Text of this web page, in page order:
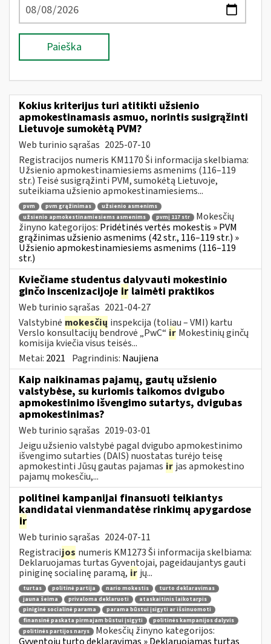
Paieška
Kokius kriterijus turi atitikti užsienio
apmokestinamasis asmuo, norintis susigrąžinti
Lietuvoje sumokėtą PVM?
Web turinio sąrašas 2025-07-10
Registracijos numeris KM1170 Ši informacija skelbiama:
Užsienio apmokestinamiesiems asmenims (116–119
str.) Teisė susigrąžinti PVM, sumokėtą Lietuvoje,
suteikiama užsienio apmokestinamiesiems...
pvm pvm grąžinimas
užsienio asmenims
užsienio apmokestinamiesiems asmenims
pvmį 117 str
Mokesčių
žinyno kategorijos: Pridėtinės vertės mokestis » PVM
grąžinimas užsienio asmenims (42 str., 116–119 str.) »
Užsienio apmokestinamiesiems asmenims (116–119
str.)
Kviečiame studentus dalyvauti mokestinio
ginčo inscenizacijoje ir laimėti praktikos
Web turinio sąrašas 2021-04-27
Valstybinė mokesčių inspekcija (toliau – VMI) kartu
Verslo konsultacijų bendrovė „PwC“ ir Mokestinių ginčų
komisija kviečia visus teisės...
Metai: 2021 Pagrindinis: Naujiena
Kaip naikinamas pajamų, gautų užsienio
valstybėse, su kuriomis taikomos dvigubo
apmokestinimo išvengimo sutartys, dvigubas
apmokestinimas?
Web turinio sąrašas 2019-03-01
Jeigu užsienio valstybė pagal dvigubo apmokestinimo
išvengimo sutarties (DAIS) nuostatas turėjo teisę
apmokestinti Jūsų gautas pajamas ir jas apmokestino
pajamų mokesčiu,...
politinei kampanijai finansuoti teikiantys
kandidatai vienmandatėse rinkimų apygardose
ir
Web turinio sąrašas 2024-07-11
Registracijos numeris KM1273 Ši informacija skelbiama:
Deklaruojamas turtas Gyventojai, pageidaujantys gauti
piniginę socialinę paramą, ir jų...
turtas politinė partija nario mokestis
turto deklaravimas
jauna šeima
privaloma deklaruoti
ataskaitinis laikotarpis
piniginė socialinė parama
parama būstui įsigyti ar išsinuomoti
finansinė paskata pirmajam būstui įsigyti
politinės kampanijos dalyvis
politinės partijos narys
Mokesčių žinyno kategorijos: